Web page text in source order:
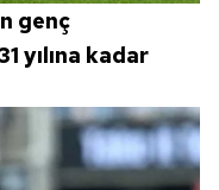
genç
yılına kadar